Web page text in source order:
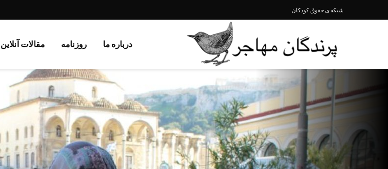
شبکە ی حقوق کودکان
درباره ما روزنامە مقالات آنلاین